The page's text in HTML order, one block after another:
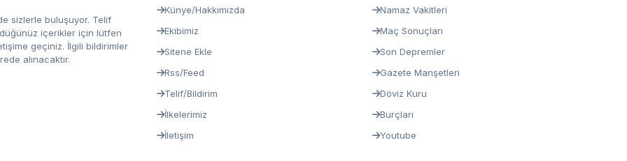
sizlerle buluşuyor. Telif
içerikler için lütfen
geçiniz. İlgili bildirimler
alınacaktır.
Künye/Hakkımızda
Ekibimiz
Sitene Ekle
Rss/Feed
Telif/Bildirim
İlkelerimiz
İletişim
Namaz Vakitleri
Maç Sonuçları
Son Depremler
Gazete Manşetleri
Döviz Kuru
Burçları
Youtube